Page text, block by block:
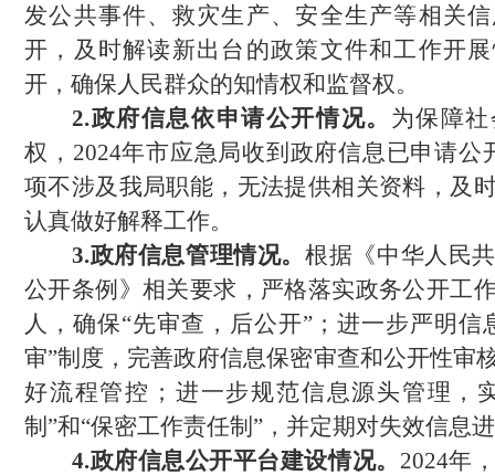
发公共事件、救灾生产、安全生产等相关
开，及时解读新出台的政策文件和工作开
开，确保人民群众的知情权和监督权。
2.政府信息依申请公开情况。 为保障
权，2024年市应急局收到政府信息已申请公
项不涉及我局职能，无法提供相关资料 ， 及
认真做好解释工作。
3.政府信息管理情况。根据《中华人民
公开条例》相关要求，严格落实政务公开工
人，确保“先审查，后公开”；进一步严明信
审”制度，完善政府信息保密审查和公开性审
好流程管控；进一步规范信息源头管理，
制”和“保密工作责任制”，并定期对失效信息
4.政府信息公开平台建设情况。 2024年